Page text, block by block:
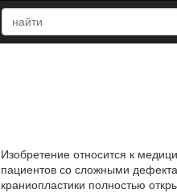
Изобретение относится к
пациентов со сложными
краниопластики полностью